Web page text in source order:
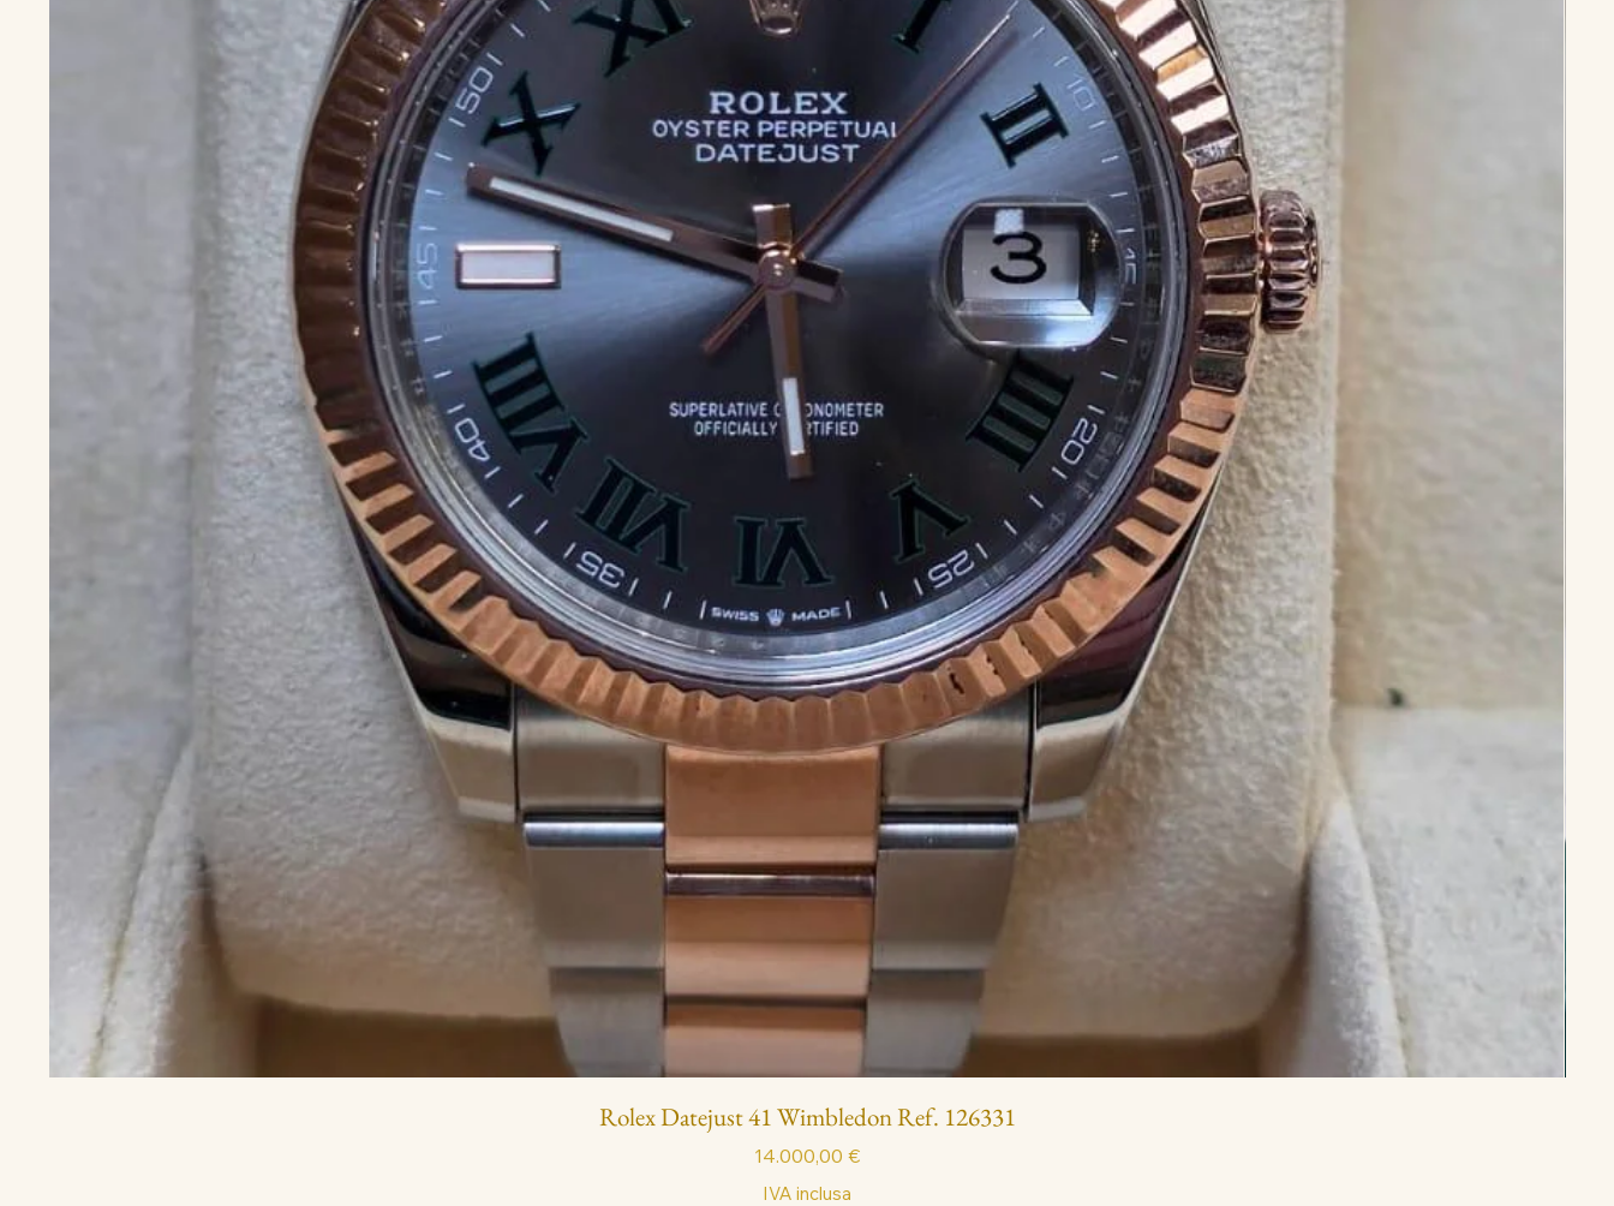
Rolex Datejust 41 Wimbledon Ref. 126331
Prezzo
14.000,00 €
IVA inclusa